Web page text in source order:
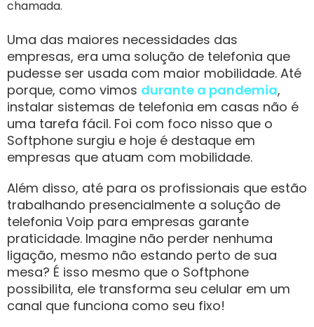
Uma das maiores necessidades das
empresas, era uma solução de telefonia que
pudesse ser usada com maior mobilidade. Até
porque, como vimos durante a pandemia,
instalar sistemas de telefonia em casas não é
uma tarefa fácil. Foi com foco nisso que o
Softphone surgiu e hoje é destaque em
empresas que atuam com mobilidade.
Além disso, até para os profissionais que estão
trabalhando presencialmente a solução de
telefonia Voip para empresas garante
praticidade. Imagine não perder nenhuma
ligação, mesmo não estando perto de sua
mesa? É isso mesmo que o Softphone
possibilita, ele transforma seu celular em um
canal que funciona como seu fixo!